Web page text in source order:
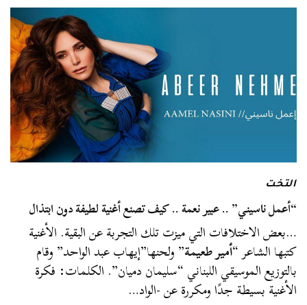
التخت
“أعمل ناسيني” .. عبير نعمة .. كيف تصنع أغنية لطيفة دون ابتذال
…بعض الاختلافات التي ميزت تلك التجربة عن البقية. الأغنية
كتبها الشاعر “أمير طعيمة” ولحنها”إيهاب عبد الواحد” وقام
بالتوزيع الموسيقي اللبناني “سليمان دميان”. الكلمات: فكرة
الأغنية بسيطة جدًا ومكررة عن -الواد…